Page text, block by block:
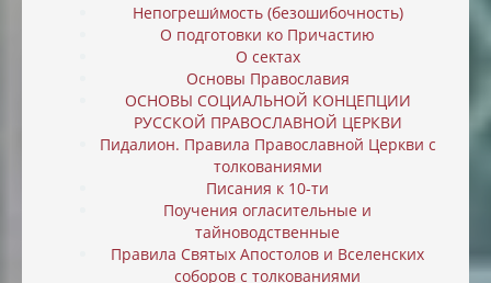
Непогреши́мость (безошибочность)
О подготовки ко Причастию
О сектах
Основы Православия
ОСНОВЫ СОЦИАЛЬНОЙ КОНЦЕПЦИИ
РУССКОЙ ПРАВОСЛАВНОЙ ЦЕРКВИ
Пидалион. Правила Православной Церкви с
толкованиями
Писания к 10-ти
Поучения огласительные и
тайноводственные
Правила Святых Апостолов и Вселенских
соборов с толкованиями